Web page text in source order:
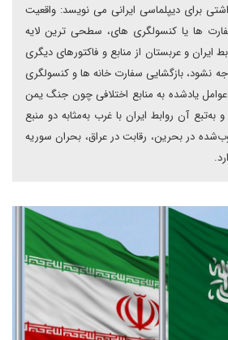
برای دیپلماسی ایرانی می نویسد: واقعیت
ها یا کنسولگری های، سطحی ترین لایه
ایران و عربستان از منابع و فاکتورهای دیگری
نشود، بازگشایی سفارت خانه ها و کنسولگری
یادشده به منابع اختلافی چون جنگ یمن
آن روابط ایران با غرب به‌مثابه دو منبع
در بحرین، رقابت در عراق، بحران سوریه